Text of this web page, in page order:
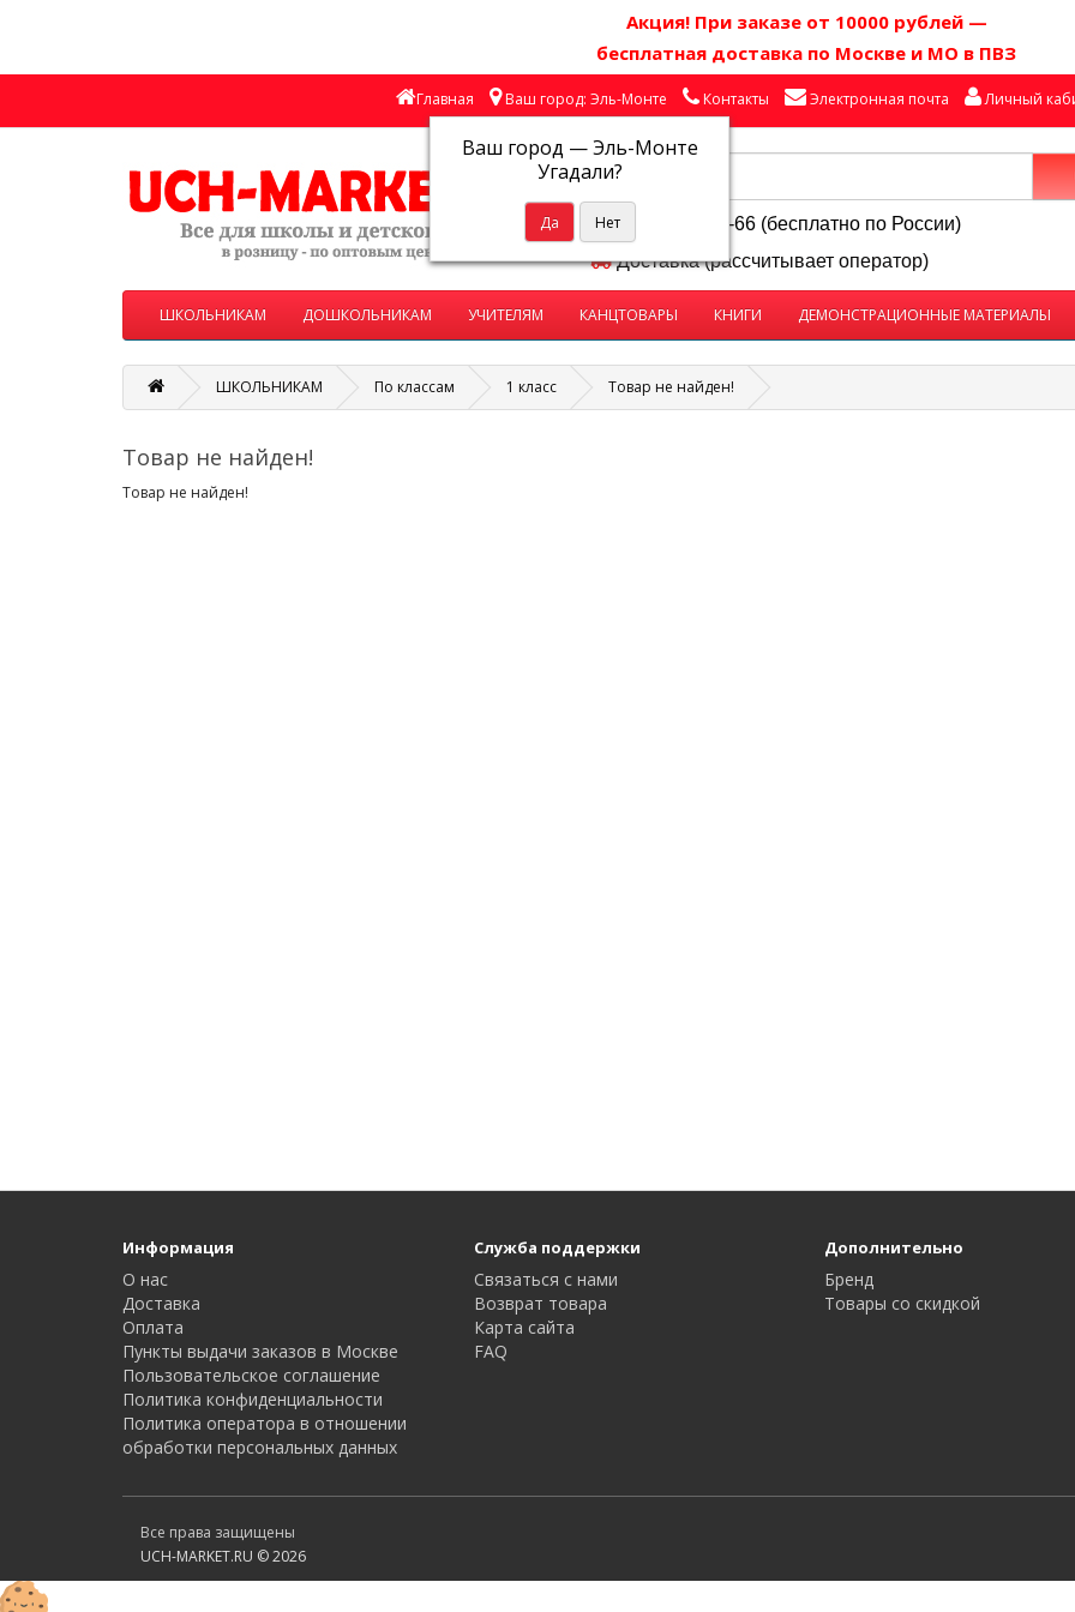
Акция! При заказе от 10000 рублей —
бесплатная доставка по Москве и МО в ПВЗ
Главная Ваш город: Эль-Монте
Ваш город —Эль-Монте
Угадали?
Контакты Электронная почта Личный
8-800-250-58-66 (бесплатно по России)
Доставка (рассчитывает оператор)
ШКОЛЬНИКАМ ДОШКОЛЬНИКАМ УЧИТЕЛЯМ КАНЦТОВАРЫ КНИГИ ДЕМОНСТРАЦИОННЫЕ МАТЕРИАЛЫ
ШКОЛЬНИКАМ По классам 1 класс Товар не найден!
Товар не найден!
Товар не найден!
Информация
О нас
Доставка
Оплата
Пункты выдачи заказов в Москве
Пользовательское соглашение
Политика конфиденциальности
Политика оператора в отношении
обработки персональных данных
Служба поддержки
Связаться с нами
Возврат товара
Карта сайта
FAQ
Дополнительно
Бренд
Товары со скидкой
Все права защищены
UCH-MARKET.RU © 2026